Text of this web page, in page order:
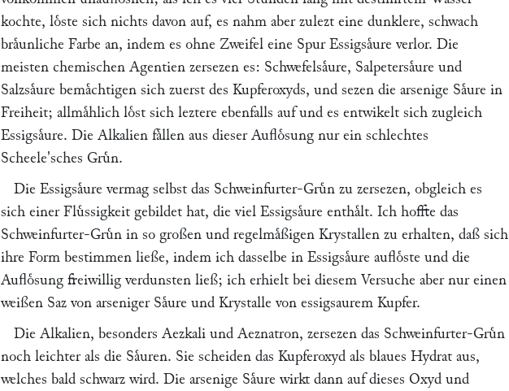
kochte, loͤste sich nichts davon auf, es nahm aber zulezt eine dunklere, schwach
braͤunliche Farbe an, indem es ohne Zweifel eine Spur Essigsaͤure verlor. Die
meisten chemischen Agentien zersezen es: Schwefelsaͤure, Salpetersaͤure und
Salzsaͤure bemaͤchtigen sich zuerst des Kupferoxyds, und sezen die arsenige Saͤure in
Freiheit; allmaͤhlich loͤst sich leztere ebenfalls auf und es entwikelt sich zugleich
Essigsaͤure. Die Alkalien faͤllen aus dieser Aufloͤsung nur ein schlechtes
Scheele'sches Gruͤn.
Die Essigsaͤure vermag selbst das Schweinfurter-Gruͤn zu zersezen, obgleich es
sich einer Fluͤssigkeit gebildet hat, die viel Essigsaͤure enthaͤlt. Ich hoffte das
Schweinfurter-Gruͤn in so großen und regelmaͤßigen Krystallen zu erhalten, daß sich
ihre Form bestimmen ließe, indem ich dasselbe in Essigsaͤure aufloͤste und die
Aufloͤsung freiwillig verdunsten ließ; ich erhielt bei diesem Versuche aber nur einen
weißen Saz von arseniger Saͤure und Krystalle von essigsaurem Kupfer.
Die Alkalien, besonders Aezkali und Aeznatron, zersezen das Schweinfurter-Gruͤn
noch leichter als die Saͤuren. Sie scheiden das Kupferoxyd als blaues Hydrat aus,
welches bald schwarz wird. Die arsenige Saͤure wirkt dann auf dieses Oxyd und